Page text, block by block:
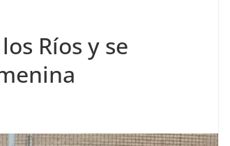
Ríos y se